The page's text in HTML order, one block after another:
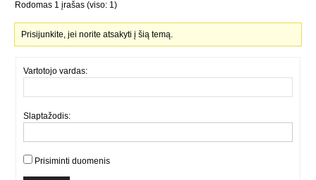
Rodomas 1 įrašas (viso: 1)
Prisijunkite, jei norite atsakyti į šią temą.
Vartotojo vardas:
Slaptažodis:
Prisiminti duomenis